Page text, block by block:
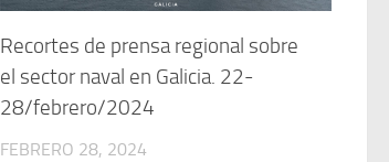
Recortes de prensa regional sobre
el sector naval en Galicia. 22-
28/febrero/2024
FEBRERO 28, 2024